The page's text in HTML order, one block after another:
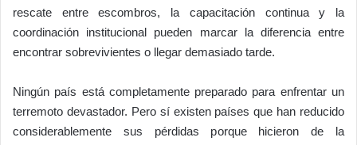
rescate entre escombros, la capacitación continua y la
coordinación institucional pueden marcar la diferencia entre
encontrar sobrevivientes o llegar demasiado tarde.
Ningún país está completamente preparado para enfrentar un
terremoto devastador. Pero sí existen países que han reducido
considerablemente sus pérdidas porque hicieron de la